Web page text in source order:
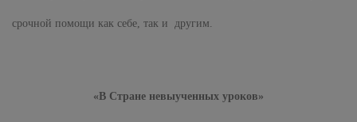
срочной помощи как себе, так и другим.
«В Стране невыученных уроков»